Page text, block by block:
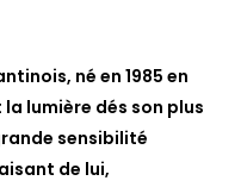
né en 1985 en
lumière dés son plus
sensibilité
de lui,